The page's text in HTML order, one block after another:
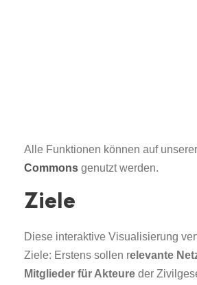
Alle Funktionen können auf
Commons genutzt werden.
Ziele
Diese interaktive Visualisierung
Ziele: Erstens sollen relevante
Mitglieder für Akteure der